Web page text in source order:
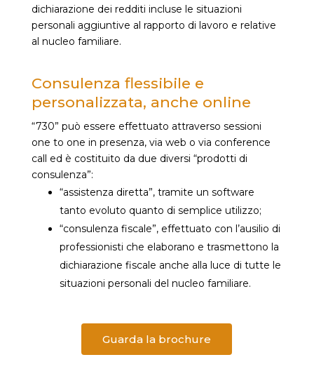
dichiarazione dei redditi incluse le situazioni
personali aggiuntive al rapporto di lavoro e relative
al nucleo familiare.
Consulenza flessibile e
personalizzata, anche online
“730” può essere effettuato attraverso sessioni
one to one in presenza, via web o via conference
call ed è costituito da due diversi “prodotti di
consulenza”:
“assistenza diretta”, tramite un software
tanto evoluto quanto di semplice utilizzo;
“consulenza fiscale”, effettuato con l’ausilio di
professionisti che elaborano e trasmettono la
dichiarazione fiscale anche alla luce di tutte le
situazioni personali del nucleo familiare.
Guarda la brochure